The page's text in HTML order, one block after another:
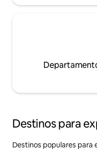
Destinos para
Destinos populares para